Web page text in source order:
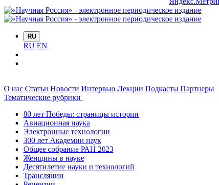
RU
RU EN
О нас Статьи Новости Интервью Лекции Подкасты Партнеры
Тематические рубрики
80 лет Победы: страницы истории
Авиационная наука
Электронные технологии
300 лет Академии наук
Общее собрание РАН 2023
Женщины в науке
Десятилетие науки и технологий
Трансляции